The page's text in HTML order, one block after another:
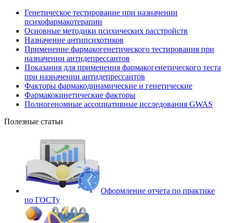
Генетическое тестирование при назначении
психофармакотерапии
Основные методики психических расстройств
Назначение антипсихотиков
Применение фармакогенетического тестирования при
назначении антидепрессантов
Показания для применения фармакогенетического теста
при назначении антидепрессантов
Факторы фармакодинамические и генетические
Фармакокинетические факторы
Полногеномные ассоциативные исследования GWAS
Полезные статьи
Оформление отчета по практике
по ГОСТу